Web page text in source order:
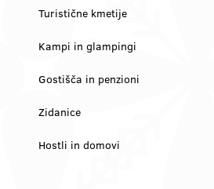
Turistične kmetije
Kampi in glampingi
Gostišča in penzioni
Zidanice
Hostli in domovi